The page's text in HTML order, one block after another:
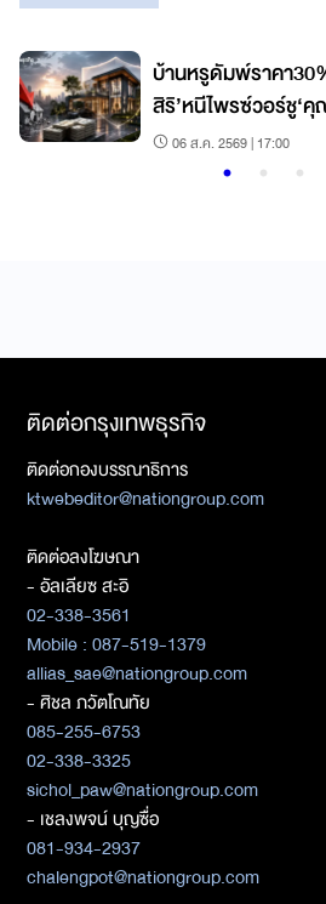
บ้านหรูดัมพ์ราคา
สิริ’หนีไพรซ์วอร์ชู‘
06 ส.ค. 2569 | 17:00
ติดต่อกรุงเทพธุรกิจ
ติดต่อกองบรรณาธิการ
ktwebeditor@nationgroup.com
ติดต่อลงโฆษณา
- อัลเลียซ สะอิ
02-338-3561
Mobile : 087-519-1379
allias_sae@nationgroup.com
- ศิชล ภวัตโณทัย
085-255-6753
02-338-3325
sichol_paw@nationgroup.com
- เชลงพจน์ บุญซื่อ
081-934-2937
chalengpot@nationgroup.com